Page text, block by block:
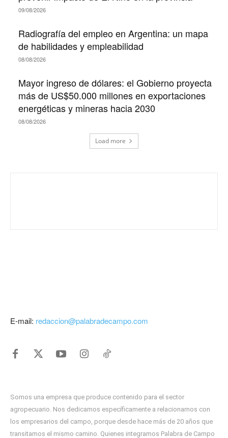
09/08/2026
Radiografía del empleo en Argentina: un mapa
de habilidades y empleabilidad
08/08/2026
Mayor ingreso de dólares: el Gobierno proyecta
más de US$50.000 millones en exportaciones
energéticas y mineras hacia 2030
08/08/2026
Load more
E-mail: redaccion@palabradecampo.com
Somos una empresa que produce contenido para el sector
agropecuario. Nos dedicamos específicamente a relacionarnos con
los empresarios del campo, porque desde hace más de 20 años que
transitamos el mismo camino. Quienes integramos Palabra de Campo